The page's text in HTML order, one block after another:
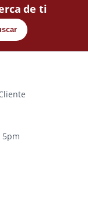
de ti
5pm